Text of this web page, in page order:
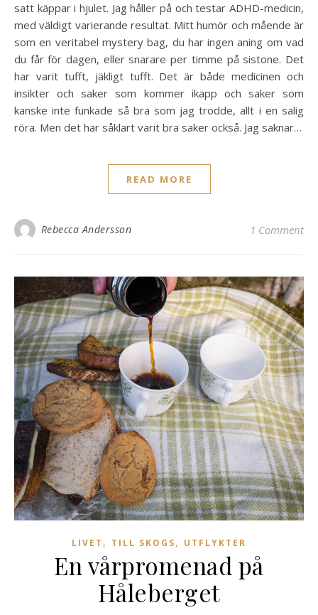
satt käppar i hjulet. Jag håller på och testar ADHD-medicin,
med väldigt varierande resultat. Mitt humör och mående är
som en veritabel mystery bag, du har ingen aning om vad
du får för dagen, eller snarare per timme på sistone. Det
har varit tufft, jäkligt tufft. Det är både medicinen och
insikter och saker som kommer ikapp och saker som
kanske inte funkade så bra som jag trodde, allt i en salig
röra. Men det har såklart varit bra saker också. Jag saknar…
READ MORE
Rebecca Andersson 1 Comment
LIVET , TILL SKOGS, UTFLYKTER
En vårpromenad på
Håleberget